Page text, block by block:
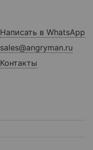
Написать в WhatsApp
sales@angryman.ru
Контакты